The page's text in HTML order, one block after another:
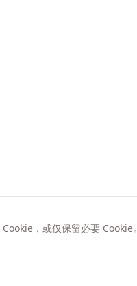
，或仅保留必要 Cookie。